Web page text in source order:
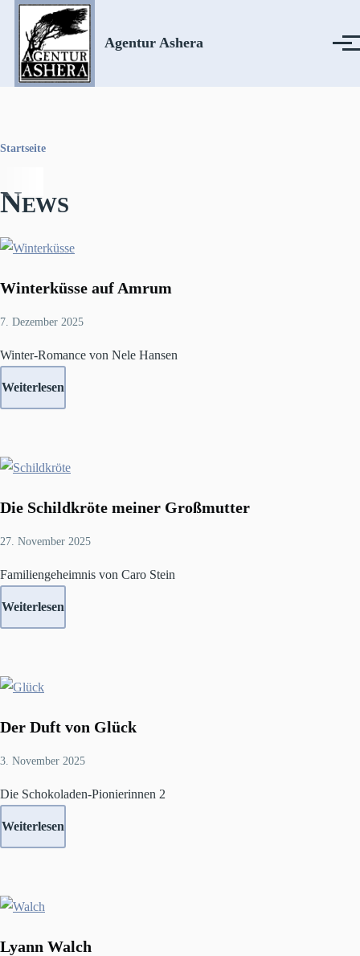
Direkt zum Inhalt
Agentur Ashera Menü
Startseite
News
Winterküsse auf Amrum
7. Dezember 2025
Winter-Romance von Nele Hansen
Weiterlesen
Die Schildkröte meiner Großmutter
27. November 2025
Familiengeheimnis von Caro Stein
Weiterlesen
Der Duft von Glück
3. November 2025
Die Schokoladen-Pionierinnen 2
Weiterlesen
Lyann Walch